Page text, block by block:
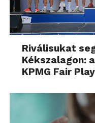
Riválisukat
Kékszalagon:
KPMG Fair